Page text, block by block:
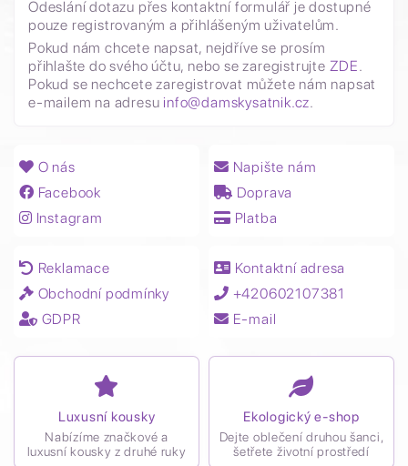
Odeslání dotazu přes kontaktní formulář je dostupné
pouze registrovaným a přihlášeným uživatelům.
Pokud nám chcete napsat, nejdříve se prosím
přihlašte do svého účtu, nebo se zaregistrujte ZDE.
Pokud se nechcete zaregistrovat můžete nám napsat
e-mailem na adresu info@damskysatnik.cz.
O nás
Facebook
Instagram
Napište nám
Doprava
Platba
Reklamace
Obchodní podmínky
GDPR
Kontaktní adresa
+420602107381
E-mail
Luxusní kousky
Nabízíme značkové a
luxusní kousky z druhé ruky
Ekologický e-shop
Dejte oblečení druhou šanci,
šetřete životní prostředí